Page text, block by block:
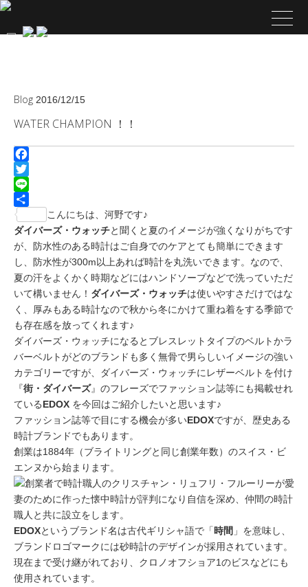
Blog 2016/12/15
WATER CHAMPION ！！
Facebook
Twitter
Line
共
有
こんにちは、河野です♪
ダイバーズ・ウォッチと聞くと夏のイメージが強くなりがちです
が、防水性のある時計はご自身でのケアとても簡単にできます
し、防水性が300m以上あれば時計を丸洗いできます。なので、
夏の汗をよくかく時期などにはハンドソープなどで洗っていただ
いて構いません！ ダイバーズ・ウォッチは使いやすさだけではな
く、厚みもある時計なので秋から冬にかけて重ね着をする季節で
も存在感を放ってくれます♪
ダイバーズ・ウォッチになるとブレスレットタイプのベルトかラ
バーベルトがどのブランドも多く無骨で男らしいイメージの強い
カテゴリーですが、ダイバーズ・ウォッチにレザーベルトを付け
『街・ダイバーズ』のフレーズでファッション誌等にも掲載せれ
ているEDOX を今回はご紹介したいと思います♪
ファッション誌等で目にする機会が多いEDOXですが、歴史ある
時計ブランドでもあります。
創業は1884年（ブライトリングと同じ創業年数）のスイス・ビ
エンヌから始まります。
創業者で時計職人のクリスチャン・リュフリ・フルーリーが愛
妻のために作った懐中時計が評判になり自信を深め、仲間の時計
職人と共に設立をします。
EDOXというブランド名は古代ギリシャ語で「時間 」を意味し、
ブランドロゴマークには砂時計のデザインが採用されています。
現在まで受け継がれており、クロノオフショア1のビスなどにも
使用されています。